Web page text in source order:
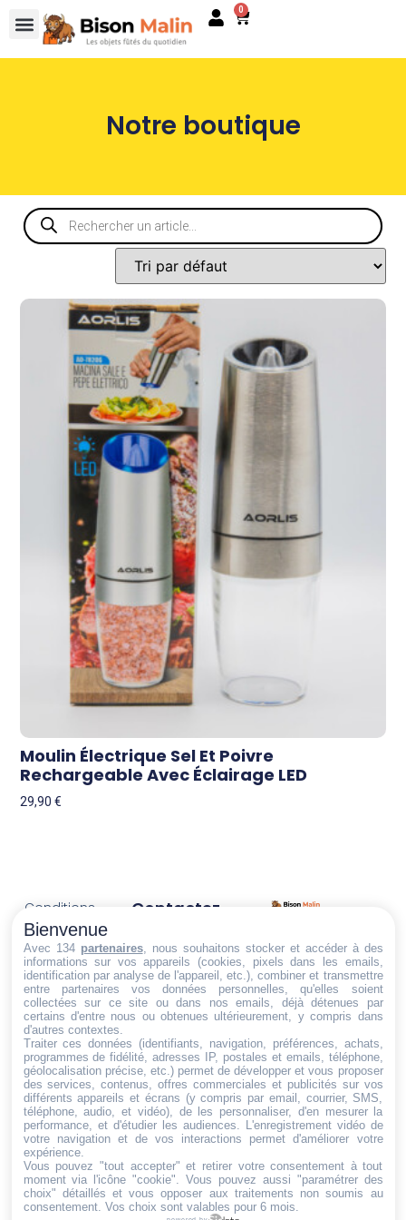
0
Notre boutique
Moulin Électrique Sel Et Poivre
Rechargeable Avec Éclairage LED
29,90€
Trouvez ce qu'il vous faut,
au bon endroit
Conditions
générales
de vente
Politique de
cookies
Politique de
confidentialité
Mentions
légales
Conditions de
retour et de
remboursement
Droit de
rétractation
Contactez-
Email:
dt@sasbms.fr
Bienvenue
Avec 134 partenaires, nous souhaitons stocker et accéder à des
informations sur vos appareils (cookies, pixels dans les emails,
identification par analyse de l'appareil, etc.), combiner et transmettre
entre partenaires vos données personnelles, qu'elles soient
collectées sur ce site ou dans nos emails, déjà détenues par
certains d'entre nous ou obtenues ultérieurement, y compris dans
d'autres contextes.
Traiter ces données (identifiants, navigation, préférences, achats,
programmes de fidélité, adresses IP, postales et emails, téléphone,
géolocalisation précise, etc.) permet de développer et vous proposer
des services, contenus, offres commerciales et publicités sur vos
différents appareils et écrans (y compris par email, courrier, SMS,
téléphone, audio, et vidéo), de les personnaliser, d'en mesurer la
performance, et d'étudier les audiences. L'enregistrement vidéo de
votre navigation et de vos interactions permet d'améliorer votre
expérience.
Vous pouvez "tout accepter" et retirer votre consentement à tout
moment via l'icône "cookie" . Vous pouvez aussi "paramétrer des
choix" détaillés et vous opposer aux traitements non soumis au
consentement. Vos choix sont valables pour 6 mois.